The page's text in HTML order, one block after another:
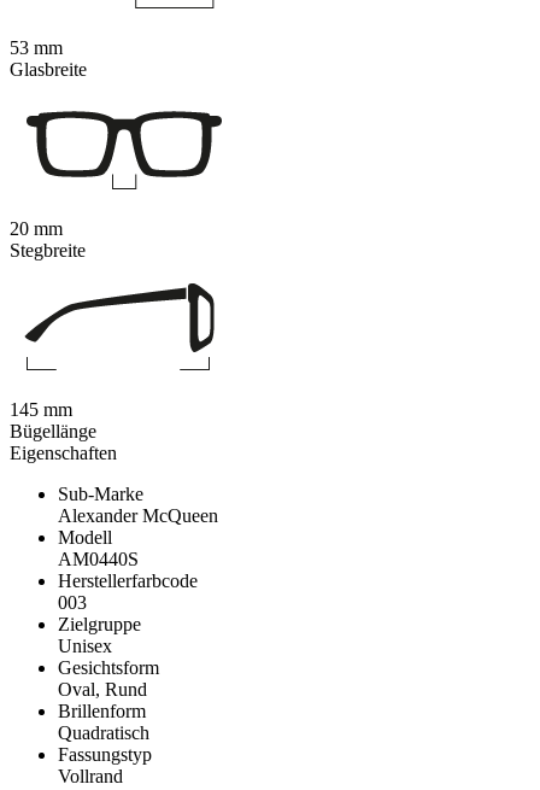
Eigenschaften
Sub-Marke
Alexander McQueen
Modell
AM0440S
Herstellerfarbcode
003
Zielgruppe
Unisex
Gesichtsform
Oval, Rund
Brillenform
Quadratisch
Fassungstyp
Vollrand
53 mm
Glasbreite
20 mm
Stegbreite
145 mm
Bügellänge